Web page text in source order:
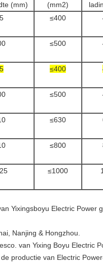
(mm)
(mm2)
≤400
≤500
≤400
≤500
≤630
≤800
≤1000
Yixingsboyu Electric Power
Nanjing & Hongzhou.
van Yixing Boyu Electric
productie van Electric